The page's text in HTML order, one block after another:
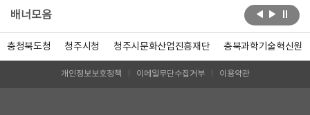
배너모음
충청북도청 청주시청 청주시문화산업진흥재단 충북과학기술혁신원
개인정보보호정책 이메일무단수집거부 이용약관